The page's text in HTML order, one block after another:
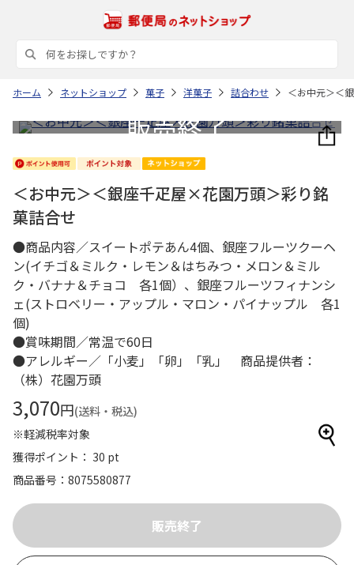
ホーム ネットショップ 菓子 洋菓子 詰合わせ ＜お中元＞＜
＜お中元＞＜銀座千疋屋×花園万頭＞彩り銘
菓詰合せ
●商品内容／スイートポテあん4個、銀座フルーツクーヘ
ン(イチゴ＆ミルク・レモン＆はちみつ・メロン＆ミル
ク・バナナ＆チョコ 各1個）、銀座フルーツフィナンシ
ェ(ストロベリー・アップル・マロン・パイナップル 各1
個)
●賞味期間／常温で60日
●アレルギー／「小麦」「卵」「乳」 商品提供者：
（株）花園万頭
3,070円(送料・税込)
※軽減税率対象
獲得ポイント： 30 pt
商品番号
8075580877